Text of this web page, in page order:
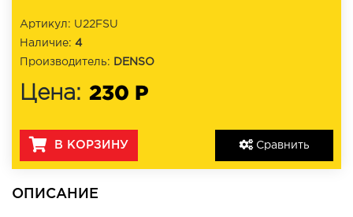
Сравнить
Артикул: U22FSU
Наличие: 4
Производитель:
DENSO
Цена: 230 Р
В КОРЗИНУ
ОПИСАНИЕ